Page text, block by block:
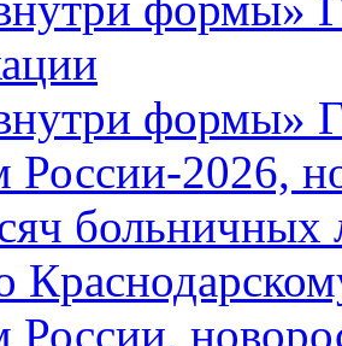
формы»
России-2026,
больничных
России,